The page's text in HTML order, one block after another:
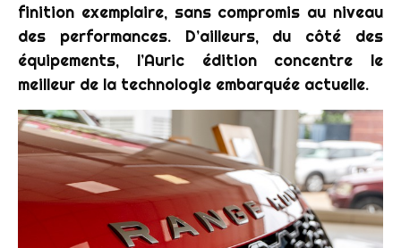
finition exemplaire, sans compromis au niveau
des performances. D’ailleurs, du côté des
équipements, l’Auric édition concentre le
meilleur de la technologie embarquée actuelle.